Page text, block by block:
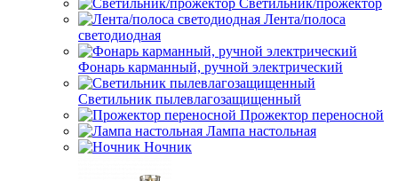
Светильник/прожектор
Лента/полоса
светодиодная
Фонарь карманный, ручной электрический
Светильник пылевлагозащищенный
Прожектор переносной
Лампа настольная
Ночник